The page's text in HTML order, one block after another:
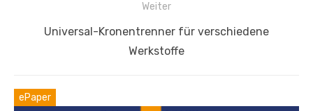
Weiter
NächsterUniversal-Kronentrenner für verschiedene
Werkstoffe
ePaper